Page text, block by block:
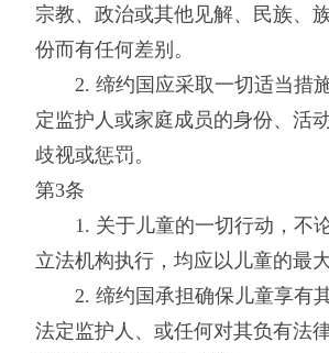
宗教、政治或其他见解、民族、
份而有任何差别。
2. 缔约国应采取一切适当措施
定监护人或家庭成员的身份、活
歧视或惩罚。
第3条
1. 关于儿童的一切行动，不论
立法机构执行，均应以儿童的最
2. 缔约国承担确保儿童享有其
法定监护人、或任何对其负有法